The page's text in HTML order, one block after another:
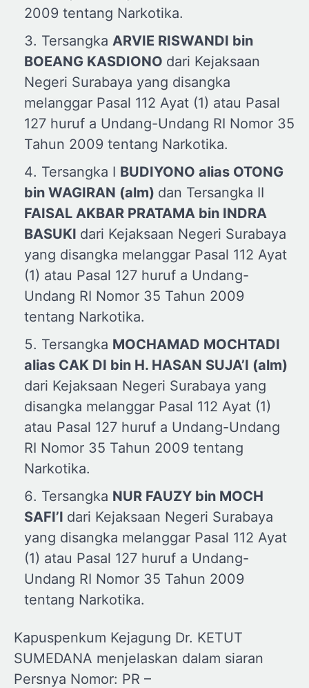
2009 tentang Narkotika.
Tersangka ARVIE RISWANDI bin
BOEANG KASDIONO dari Kejaksaan
Negeri Surabaya yang disangka
melanggar Pasal 112 Ayat (1) atau Pasal
127 huruf a Undang-Undang RI Nomor 35
Tahun 2009 tentang Narkotika.
Tersangka I BUDIYONO alias OTONG
bin WAGIRAN (alm) dan Tersangka II
FAISAL AKBAR PRATAMA bin INDRA
BASUKI dari Kejaksaan Negeri Surabaya
yang disangka melanggar Pasal 112 Ayat
(1) atau Pasal 127 huruf a Undang-
Undang RI Nomor 35 Tahun 2009
tentang Narkotika.
Tersangka MOCHAMAD MOCHTADI
alias CAK DI bin H. HASAN SUJA’I (alm)
dari Kejaksaan Negeri Surabaya yang
disangka melanggar Pasal 112 Ayat (1)
atau Pasal 127 huruf a Undang-Undang
RI Nomor 35 Tahun 2009 tentang
Narkotika.
Tersangka NUR FAUZY bin MOCH
SAFI’I dari Kejaksaan Negeri Surabaya
yang disangka melanggar Pasal 112 Ayat
(1) atau Pasal 127 huruf a Undang-
Undang RI Nomor 35 Tahun 2009
tentang Narkotika.
Kapuspenkum Kejagung Dr. KETUT
SUMEDANA menjelaskan dalam siaran
Persnya Nomor: PR –